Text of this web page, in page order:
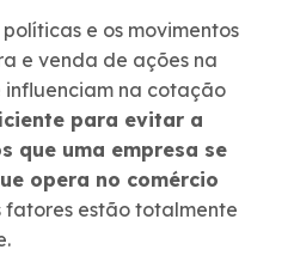
e os movimentos
e venda de ações na
influenciam na cotação
para evitar a
que uma empresa se
opera no comércio
fatores estão totalmente